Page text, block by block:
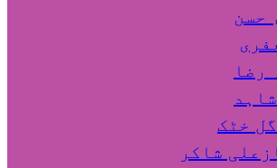
حسن
رضا
خٹک
شاکر